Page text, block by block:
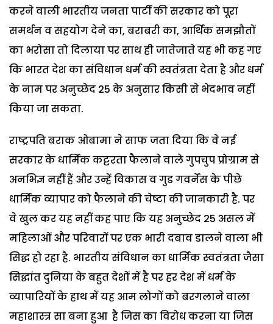
करने वाली भारतीय जनता पार्टी की सरकार को पूरा
समर्थन व सहयोग देने का, बराबरी का, आर्थिक समझौतों
का भरोसा तो दिलाया पर साथ ही जातेजाते यह भी कह गए
कि भारत देश का संविधान धर्म की स्वतंत्रता देता है और धर्म
के नाम पर अनुच्छेद 25 के अनुसार किसी से भेदभाव नहीं
किया जा सकता.
राष्ट्रपति बराक ओबामा ने साफ जता दिया कि वे नई
सरकार के धार्मिक कट्टरता फैलाने वाले गुपचुप प्रोग्राम से
अनभिज्ञ नहीं हैं और उन्हें विकास व गुड गवर्नेंस के पीछे
धार्मिक व्यापार को फैलाने की चेष्टा की जानकारी है. पर
वे खुल कर यह नहीं कह पाए कि यह अनुच्छेद 25 असल में
महिलाओं और परिवारों पर एक भारी दबाव डालने वाला भी
सिद्ध हो रहा है. भारतीय संविधान का धार्मिक स्वतंत्रता जैसा
सिद्धांत दुनिया के बहुत देशों में है पर हर देश में धर्म के
व्यापारियों के हाथ में यह आम लोगों को बरगलाने वाला
महाशास्त्र सा बना हुआ है जिस का विरोध करना या जिस